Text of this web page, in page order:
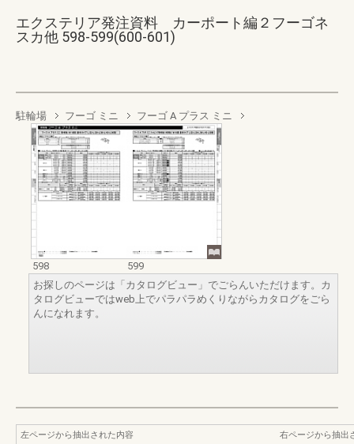
エクステリア発注資料 カーポート編２フーゴネ
スカ他 598-599(600-601)
駐輪場 フーゴ ミニ フーゴ A プラス ミニ
598
599
お探しのページは「カタログビュー」でごらんいただけます。カ
タログビューではweb上でパラパラめくりながらカタログをごら
んになれます。
左ページから抽出された内容
右ページから抽出